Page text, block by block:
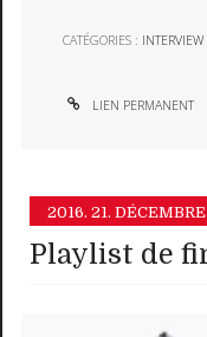
CATÉGORIES : INTERVIEW
LIEN PERMANENT
2016. 21. DÉCEMBRE
Playlist de